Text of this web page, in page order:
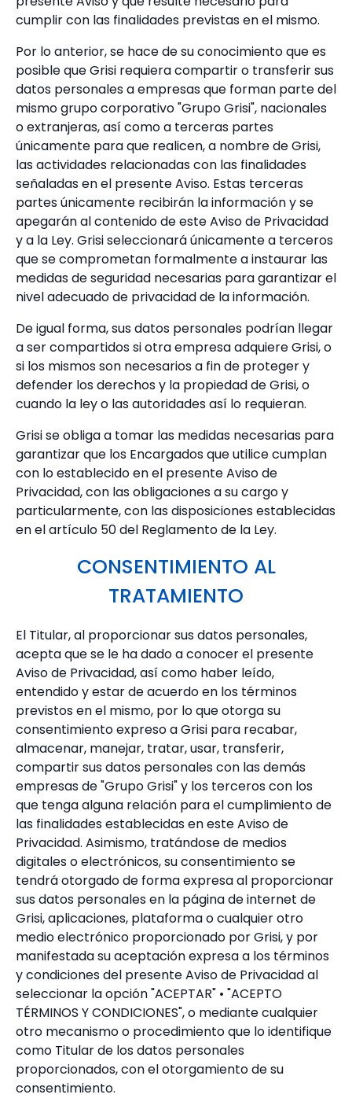
cumplir con las finalidades previstas en el mismo.
Por lo anterior, se hace de su conocimiento que es
posible que Grisi requiera compartir o transferir sus
datos personales a empresas que forman parte del
mismo grupo corporativo "Grupo Grisi", nacionales
o extranjeras, así como a terceras partes
únicamente para que realicen, a nombre de Grisi,
las actividades relacionadas con las finalidades
señaladas en el presente Aviso. Estas terceras
partes únicamente recibirán la información y se
apegarán al contenido de este Aviso de Privacidad
y a la Ley. Grisi seleccionará únicamente a terceros
que se comprometan formalmente a instaurar las
medidas de seguridad necesarias para garantizar el
nivel adecuado de privacidad de la información.
De igual forma, sus datos personales podrían llegar
a ser compartidos si otra empresa adquiere Grisi, o
si los mismos son necesarios a fin de proteger y
defender los derechos y la propiedad de Grisi, o
cuando la ley o las autoridades así lo requieran.
Grisi se obliga a tomar las medidas necesarias para
garantizar que los Encargados que utilice cumplan
con lo establecido en el presente Aviso de
Privacidad, con las obligaciones a su cargo y
particularmente, con las disposiciones establecidas
en el artículo 50 del Reglamento de la Ley.
CONSENTIMIENTO AL
TRATAMIENTO
El Titular, al proporcionar sus datos personales,
acepta que se le ha dado a conocer el presente
Aviso de Privacidad, así como haber leído,
entendido y estar de acuerdo en los términos
previstos en el mismo, por lo que otorga su
consentimiento expreso a Grisi para recabar,
almacenar, manejar, tratar, usar, transferir,
compartir sus datos personales con las demás
empresas de "Grupo Grisi" y los terceros con los
que tenga alguna relación para el cumplimiento de
las finalidades establecidas en este Aviso de
Privacidad. Asimismo, tratándose de medios
digitales o electrónicos, su consentimiento se
tendrá otorgado de forma expresa al proporcionar
sus datos personales en la página de internet de
Grisi, aplicaciones, plataforma o cualquier otro
medio electrónico proporcionado por Grisi, y por
manifestada su aceptación expresa a los términos
y condiciones del presente Aviso de Privacidad al
seleccionar la opción "ACEPTAR" • "ACEPTO
TÉRMINOS Y CONDICIONES", o mediante cualquier
otro mecanismo o procedimiento que lo identifique
como Titular de los datos personales
proporcionados, con el otorgamiento de su
consentimiento.